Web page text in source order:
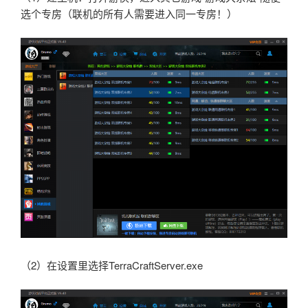
选个专房（联机的所有人需要进入同一专房！）
（2）在设置里选择TerraCraftServer.exe